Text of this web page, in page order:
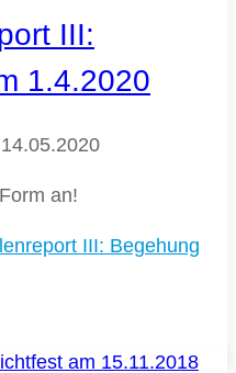
III:
1.4.2020
an!
III: Begehung